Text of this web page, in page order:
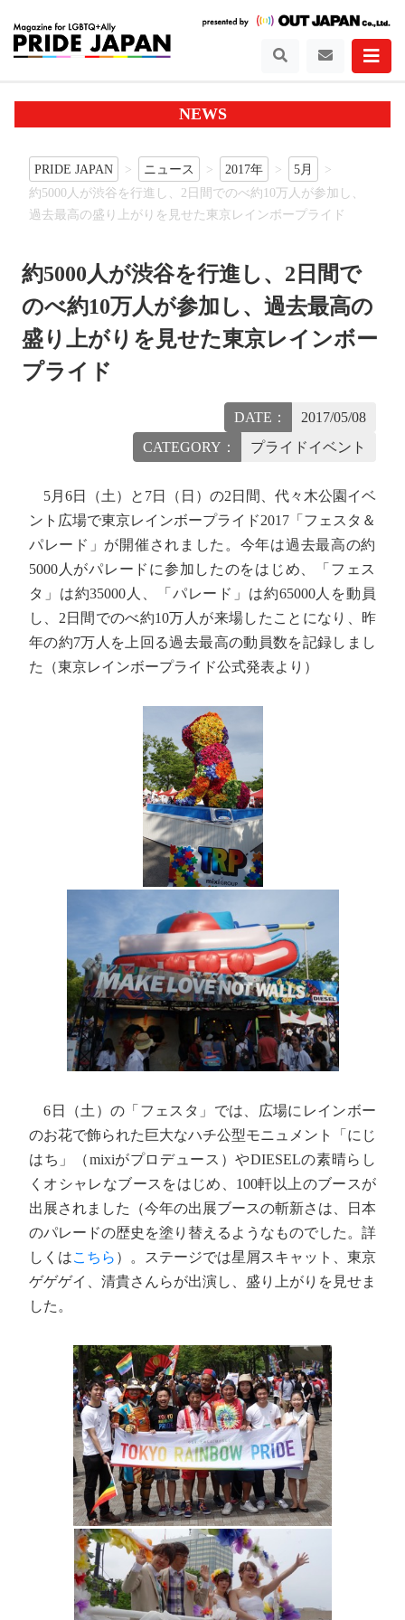
NEWS
PRIDE JAPAN ニュース 2017年
5月
約5000人が渋谷を行進し、2日間でのべ約10万人が参加し、
過去最高の盛り上がりを見せた東京レインボープライド
約5000人が渋谷を行進し、2日間で
のべ約10万人が参加し、過去最高の
盛り上がりを見せた東京レインボー
プライド
DATE：
2017/05/08
CATEGORY：
プライドイベント
5月6日（土）と7日（日）の2日間、代々木公園イベ
ント広場で東京レインボープライド2017「フェスタ＆
パレード」が開催されました。今年は過去最高の約
5000人がパレードに参加したのをはじめ、「フェス
タ」は約35000人、「パレード」は約65000人を動員
し、2日間でのべ約10万人が来場したことになり、昨
年の約7万人を上回る過去最高の動員数を記録しまし
た（東京レインボープライド公式発表より）
6日（土）の「フェスタ」では、広場にレインボー
のお花で飾られた巨大なハチ公型モニュメント「にじ
はち」（mixiがプロデュース）やDIESELの素晴らし
くオシャレなブースをはじめ、100軒以上のブースが
出展されました（今年の出展ブースの斬新さは、日本
のパレードの歴史を塗り替えるようなものでした。詳
しくはこちら ）。ステージでは星屑スキャット、東京
ゲゲゲイ、清貴さんらが出演し、盛り上がりを見せま
した。